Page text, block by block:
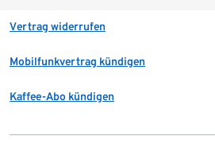
Vertrag widerrufen
Mobilfunkvertrag kündigen
Kaffee-Abo kündigen